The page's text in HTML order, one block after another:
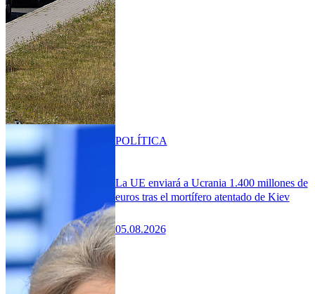
La UE enviará a Ucrania 1.400 millones de
euros tras el mortífero atentado de Kiev
05.08.2026
POLÍTICA